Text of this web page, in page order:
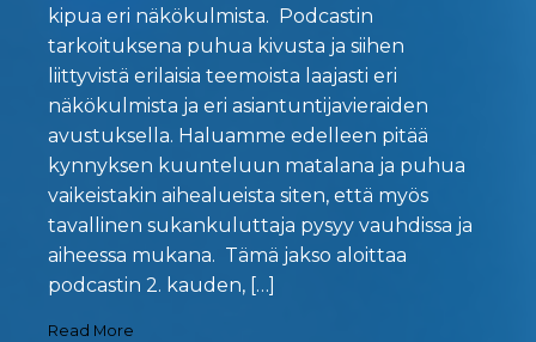
kipua eri näkökulmista. Podcastin
tarkoituksena puhua kivusta ja siihen
liittyvistä erilaisia teemoista laajasti eri
näkökulmista ja eri asiantuntijavieraiden
avustuksella. Haluamme edelleen pitää
kynnyksen kuunteluun matalana ja puhua
vaikeistakin aihealueista siten, että myös
tavallinen sukankuluttaja pysyy vauhdissa ja
aiheessa mukana. Tämä jakso aloittaa
podcastin 2. kauden, […]
Read More